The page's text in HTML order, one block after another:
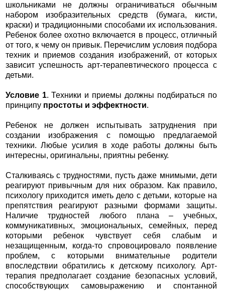
школьниками не должны ограничиваться обычным
набором изобразительных средств (бумага, кисти,
краски) и традиционными способами их использования.
Ребенок более охотно включается в процесс, отличный
от того, к чему он привык. Перечислим условия подбора
техник и приемов создания изображений, от которых
зависит успешность арт-терапевтического процесса с
детьми.
Условие 1. Техники и приемы должны подбираться по
принципу простоты и эффектности.
Ребенок не должен испытывать затруднения при
создании изображения с помощью предлагаемой
техники. Любые усилия в ходе работы должны быть
интересны, оригинальны, приятны ребенку.
Сталкиваясь с трудностями, пусть даже мнимыми, дети
реагируют привычным для них образом. Как правило,
психологу приходится иметь дело с детьми, которые на
препятствия реагируют разными формами защиты.
Наличие трудностей любого плана – учебных,
коммуникативных, эмоциональных, семейных, перед
которыми ребенок чувствует себя слабым и
незащищенным, когда-то спровоцировало появление
проблем, с которыми внимательные родители
впоследствии обратились к детскому психологу. Арт-
терапия предполагает создание безопасных условий,
способствующих самовыражению и спонтанной